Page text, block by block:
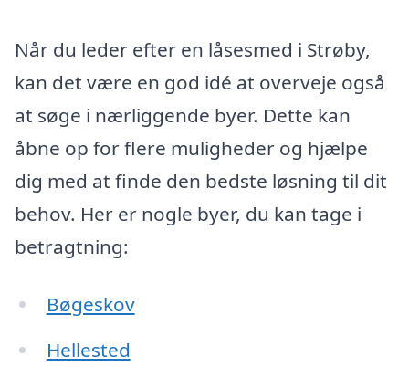
Når du leder efter en låsesmed i Strøby,
kan det være en god idé at overveje også
at søge i nærliggende byer. Dette kan
åbne op for flere muligheder og hjælpe
dig med at finde den bedste løsning til dit
behov. Her er nogle byer, du kan tage i
betragtning:
Bøgeskov
Hellested